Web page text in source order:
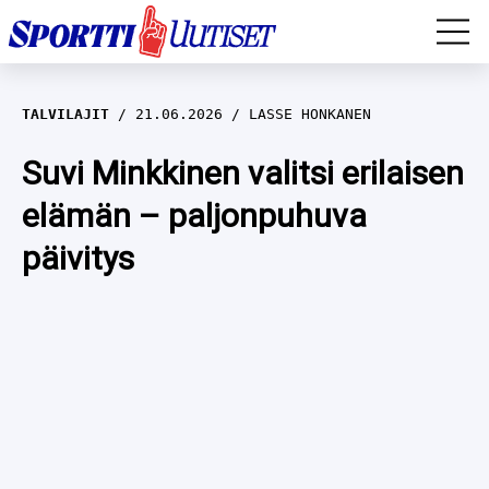
EM-YLEISURHEILU
JÄÄKIEKKO
YLEISURHEILU
WILMA HELTELÄ
TALVILAJIT
TALVILAJIT 21.06.2026 LASSE HONKANEN
Suvi Minkkinen valitsi erilaisen
elämän – paljonpuhuva
päivitys